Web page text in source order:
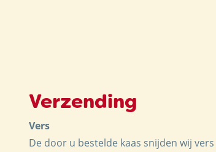
Verzending
Vers
De door u bestelde kaas snijden wij